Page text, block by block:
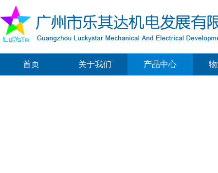
首页 关于我们 产品中心